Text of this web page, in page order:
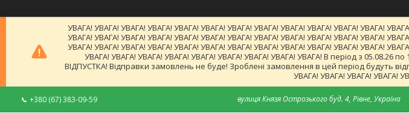
УВАГА! УВАГА! УВАГА! УВАГА! УВАГА! УВАГА! УВАГА! УВАГА! УВАГА! УВАГА! УВАГА! УВАГА!
УВАГА! УВАГА! УВАГА! УВАГА! УВАГА! УВАГА! УВАГА! УВАГА! УВАГА! УВАГА! УВАГА! УВАГА!
УВАГА! УВАГА! УВАГА! УВАГА! УВАГА! УВАГА! УВАГА! УВАГА! УВАГА! УВАГА! УВАГА! УВАГА!
УВАГА! УВАГА! УВАГА! УВАГА! УВАГА! УВАГА! УВАГА! УВАГА! УВАГА! В період з 05.08.26
ВІДПУСТКА! Відправки замовлень не буде! Зроблені замовлення в цей період будуть
УВАГА! УВАГА! УВАГА! УВАГА!
+380 (67) 383-09-59 вулиця Князя Острозького буд. 4, Рівне, Україна